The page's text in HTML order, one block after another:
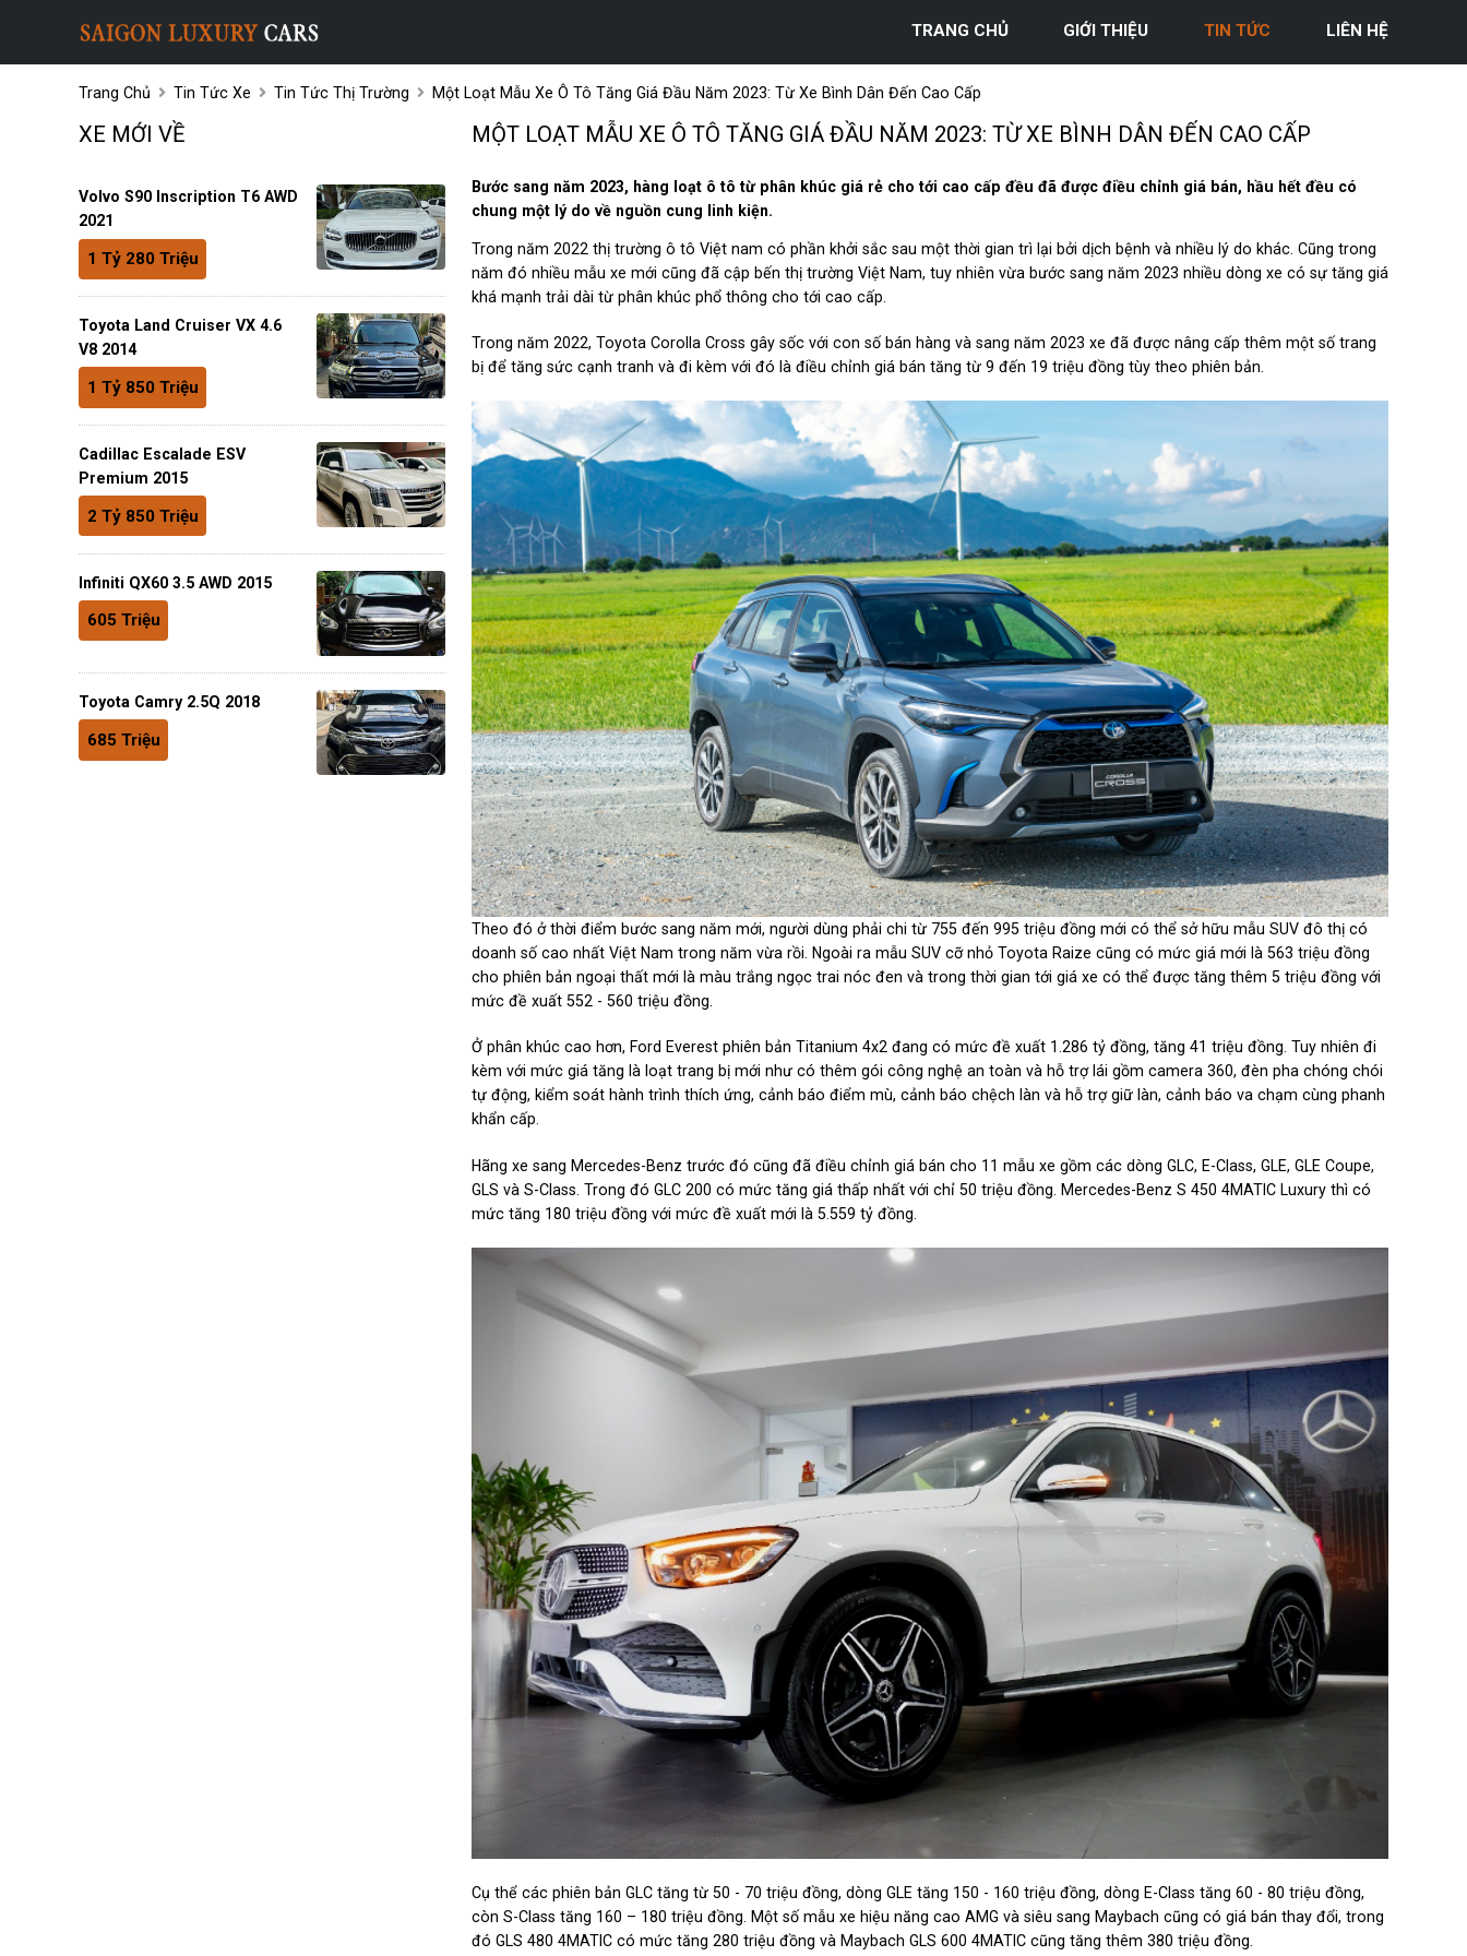
TRANG CHỦ GIỚI THIỆU TIN TỨC LIÊN HỆ
Trang Chủ Tin Tức Xe Tin Tức Thị Trường Một Loạt Mẫu Xe Ô Tô Tăng Giá Đầu Năm 2023: Từ Xe Bình Dân Đến Cao Cấp
MỘT LOẠT MẪU XE Ô TÔ TĂNG GIÁ ĐẦU NĂM 2023: TỪ XE BÌNH DÂN ĐẾN CAO CẤP
Bước sang năm 2023, hàng loạt ô tô từ phân khúc giá rẻ cho tới cao cấp đều đã được điều chỉnh giá bán, hầu hết đều có
chung một lý do về nguồn cung linh kiện.
Trong năm 2022 thị trường ô tô Việt nam có phần khởi sắc sau một thời gian trì lại bởi dịch bệnh và nhiều lý do khác. Cũng trong
năm đó nhiều mẫu xe mới cũng đã cập bến thị trường Việt Nam, tuy nhiên vừa bước sang năm 2023 nhiều dòng xe có sự tăng giá
khá mạnh trải dài từ phân khúc phổ thông cho tới cao cấp.
Trong năm 2022, Toyota Corolla Cross gây sốc với con số bán hàng và sang năm 2023 xe đã được nâng cấp thêm một số trang
bị để tăng sức cạnh tranh và đi kèm với đó là điều chỉnh giá bán tăng từ 9 đến 19 triệu đồng tùy theo phiên bản.
Theo đó ở thời điểm bước sang năm mới, người dùng phải chi từ 755 đến 995 triệu đồng mới có thể sở hữu mẫu SUV đô thị có
doanh số cao nhất Việt Nam trong năm vừa rồi. Ngoài ra mẫu SUV cỡ nhỏ Toyota Raize cũng có mức giá mới là 563 triệu đồng
cho phiên bản ngoại thất mới là màu trắng ngọc trai nóc đen và trong thời gian tới giá xe có thể được tăng thêm 5 triệu đồng với
mức đề xuất 552 - 560 triệu đồng.
Ở phân khúc cao hơn, Ford Everest phiên bản Titanium 4x2 đang có mức đề xuất 1.286 tỷ đồng, tăng 41 triệu đồng. Tuy nhiên đi
kèm với mức giá tăng là loạt trang bị mới như có thêm gói công nghệ an toàn và hỗ trợ lái gồm camera 360, đèn pha chóng chói
tự động, kiểm soát hành trình thích ứng, cảnh báo điểm mù, cảnh báo chệch làn và hỗ trợ giữ làn, cảnh báo va chạm cùng phanh
khẩn cấp.
Hãng xe sang Mercedes-Benz trước đó cũng đã điều chỉnh giá bán cho 11 mẫu xe gồm các dòng GLC, E-Class, GLE, GLE Coupe,
GLS và S-Class. Trong đó GLC 200 có mức tăng giá thấp nhất với chỉ 50 triệu đồng. Mercedes-Benz S 450 4MATIC Luxury thì có
mức tăng 180 triệu đồng với mức đề xuất mới là 5.559 tỷ đồng.
Cụ thể các phiên bản GLC tăng từ 50 - 70 triệu đồng, dòng GLE tăng 150 - 160 triệu đồng, dòng E-Class tăng 60 - 80 triệu đồng,
còn S-Class tăng 160 – 180 triệu đồng. Một số mẫu xe hiệu năng cao AMG và siêu sang Maybach cũng có giá bán thay đổi, trong
đó GLS 480 4MATIC có mức tăng 280 triệu đồng và Maybach GLS 600 4MATIC cũng tăng thêm 380 triệu đồng.
XE MỚI VỀ
Volvo S90 Inscription T6 AWD
2021
1 Tỷ 280 Triệu
Toyota Land Cruiser VX 4.6
V8 2014
1 Tỷ 850 Triệu
Cadillac Escalade ESV
Premium 2015
2 Tỷ 850 Triệu
Infiniti QX60 3.5 AWD 2015
605 Triệu
Toyota Camry 2.5Q 2018
685 Triệu